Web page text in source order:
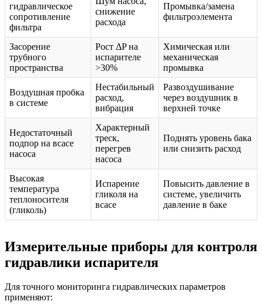
гидравлическое
сопротивление
фильтра
снижение
расхода
Промывка/замена
фильтроэлемента
Засорение
трубного
пространства
Рост ΔP на
испарителе
>30%
Химическая или
механическая
промывка
Воздушная пробка
в системе
Нестабильный
расход,
вибрация
Развоздушивание
через воздушник в
верхней точке
Недостаточный
подпор на всасе
насоса
Характерный
треск,
перегрев
насоса
Поднять уровень бака
или снизить расход
Высокая
температура
теплоносителя
(гликоль)
Испарение
гликоля на
всасе
Повысить давление в
системе, увеличить
давление в баке
Измерительные приборы для контроля
гидравлики испарителя
Для точного мониторинга гидравлических параметров
применяют: